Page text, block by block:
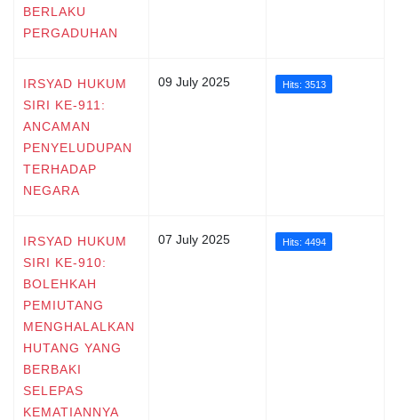
BERLAKU
PERGADUHAN
IRSYAD HUKUM
SIRI KE-911:
ANCAMAN
PENYELUDUPAN
TERHADAP
NEGARA
09 July 2025 Hits: 3513
IRSYAD HUKUM
SIRI KE-910:
BOLEHKAH
PEMIUTANG
MENGHALALKAN
HUTANG YANG
BERBAKI
SELEPAS
KEMATIANNYA
07 July 2025 Hits: 4494